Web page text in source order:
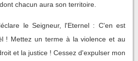
chacun aura son territoire.
le Seigneur, l'Eternel : C'en est
! Mettez un terme à la violence et au
et la justice ! Cessez d'expulser mon